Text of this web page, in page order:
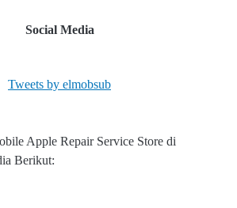
Social Media
Tweets by elmobsub
Apple Repair Service Store di
Berikut: